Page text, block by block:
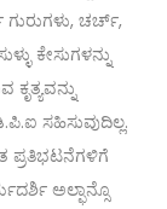
ಗುರುಗಳು, ಚರ್ಚ್,
ಕೇಸುಗಳನ್ನು
ಸಹಿಸುವುದಿಲ್ಲ.
ಪ್ರತಿಭಟನೆಗಳಿಗೆ
ಅಲ್ಫಾನ್ಸೊ